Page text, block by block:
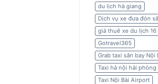
du lịch hà giang
Dịch vụ xe đưa đón
giá thuê xe du lịch 16
Gotravel365
Grab taxi sân bay Nội
Taxi hà nội hải phòng
Taxi Nội Bài Airport